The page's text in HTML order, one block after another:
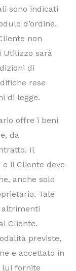
sono indicati
d’ordine.
non
Utilizzo sarà
di
rese
di legge.
offre i beni
da
Il
il Cliente deve
anche solo
Tale
altrimenti
Cliente.
previste,
e accettato in
lui fornite